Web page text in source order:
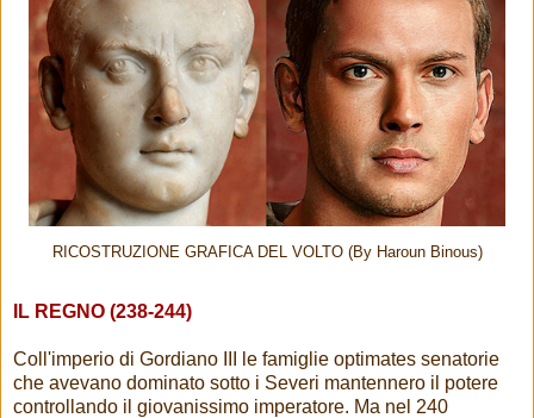
RICOSTRUZIONE GRAFICA DEL VOLTO (By Haroun Binous)
IL REGNO (238-244)
Coll'imperio di Gordiano III le famiglie optimates senatorie
che avevano dominato sotto i Severi mantennero il potere
controllando il giovanissimo imperatore. Ma nel 240